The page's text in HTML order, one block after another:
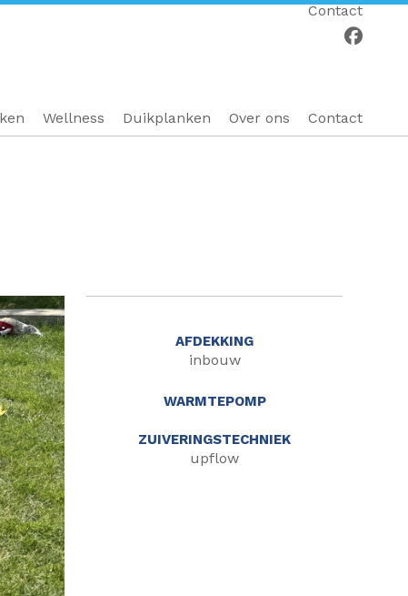
Wellness Duikplanken Over ons Contact
Contact
AFDEKKING
inbouw
WARMTEPOMP
ZUIVERINGSTECHNIEK
upflow